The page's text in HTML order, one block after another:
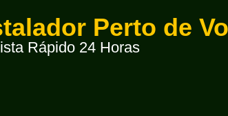
Perto de
Rápido 24 Horas